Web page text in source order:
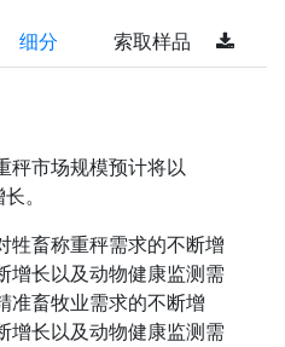
细分 索取样品
秤市场规模预计将以
。
牲畜称重秤需求的不断增
增长以及动物健康监测需
准畜牧业需求的不断增
增长以及动物健康监测需